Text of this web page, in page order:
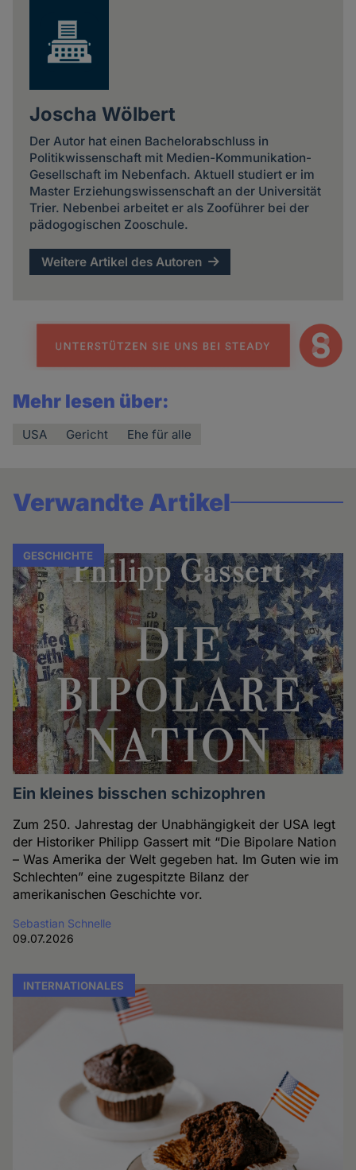
Joscha Wölbert
Der Autor hat einen Bachelorabschluss in
Politikwissenschaft mit Medien-Kommunikation-
Gesellschaft im Nebenfach. Aktuell studiert er im
Master Erziehungswissenschaft an der Universität
Trier. Nebenbei arbeitet er als Zooführer bei der
pädogogischen Zooschule.
Weitere Artikel des Autoren
Mehr lesen über:
USA Gericht Ehe für alle
Verwandte Artikel
GESCHICHTE
Ein kleines bisschen schizophren
Zum 250. Jahrestag der Unabhängigkeit der USA legt
der Historiker Philipp Gassert mit “Die Bipolare Nation
– Was Amerika der Welt gegeben hat. Im Guten wie im
Schlechten” eine zugespitzte Bilanz der
amerikanischen Geschichte vor.
Sebastian Schnelle
09.07.2026
INTERNATIONALES